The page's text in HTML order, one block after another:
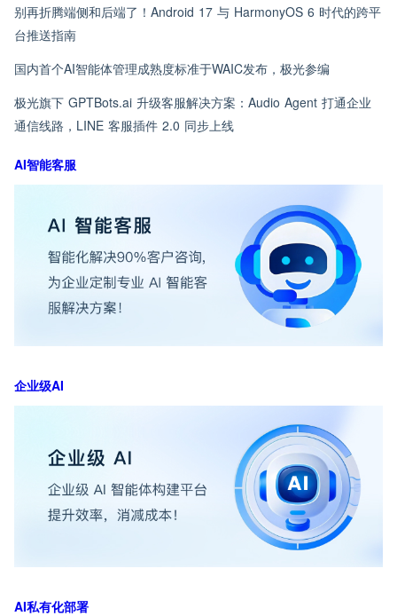
别再折腾端侧和后端了！Android 17 与 HarmonyOS 6 时代的跨平
台推送指南
国内首个AI智能体管理成熟度标准于WAIC发布，极光参编
极光旗下 GPTBots.ai 升级客服解决方案：Audio Agent 打通企业
通信线路，LINE 客服插件 2.0 同步上线
AI智能客服
企业级AI
AI私有化部署